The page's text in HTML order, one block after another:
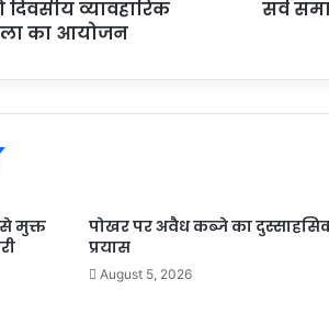
दिवसीय व्यावहारिक
का आयोजन
सर्व
मुक्त
पोखर पर अवैध कब्जे का
प्रयास
August 5, 2026